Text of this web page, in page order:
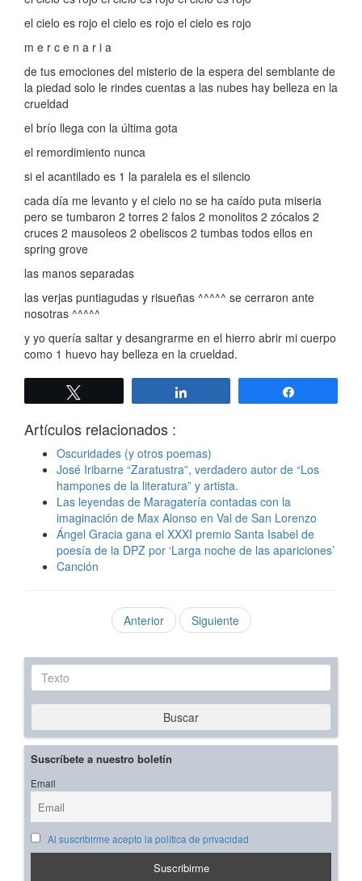
el cielo es rojo el cielo es rojo el cielo es rojo
m e r c e n a r i a
de tus emociones del misterio de la espera del semblante de
la piedad solo le rindes cuentas a las nubes hay belleza en la
crueldad
el brío llega con la última gota
el remordimiento nunca
si el acantilado es 1 la paralela es el silencio
cada día me levanto y el cielo no se ha caído puta miseria
pero se tumbaron 2 torres 2 falos 2 monolitos 2 zócalos 2
cruces 2 mausoleos 2 obeliscos 2 tumbas todos ellos en
spring grove
las manos separadas
las verjas puntiagudas y risueñas ^^^^^ se cerraron ante
nosotras ^^^^^
y yo quería saltar y desangrarme en el hierro abrir mi cuerpo
como 1 huevo hay belleza en la crueldad.
Artículos relacionados :
Oscuridades (y otros poemas)
José Iribarne “Zaratustra”, verdadero autor de “Los
hampones de la literatura” y artista.
Las leyendas de Maragatería contadas con la
imaginación de Max Alonso en Val de San Lorenzo
Ángel Gracia gana el XXXI premio Santa Isabel de
poesía de la DPZ por ‘Larga noche de las apariciones’
Canción
Anterior Siguiente
Texto
Buscar
Suscríbete a nuestro boletín
Email
Al suscribirme acepto la política de privacidad